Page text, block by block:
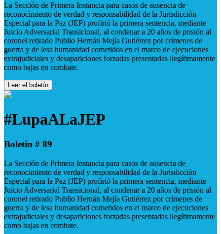
La Sección de Primera Instancia para casos de ausencia de
reconocimiento de verdad y responsabilidad de la Jurisdicción
Especial para la Paz (JEP) profirió la primera sentencia, mediante
Juicio Adversarial Transicional, al condenar a 20 años de prisión al
coronel retirado Publio Hernán Mejía Gutiérrez por crímenes de
guerra y de lesa humanidad cometidos en el marco de ejecuciones
extrajudiciales y desapariciones forzadas presentadas ilegítimamente
como bajas en combate.
Leer el boletín
#LupaALaJEP
Boletín # 89
La Sección de Primera Instancia para casos de ausencia de
reconocimiento de verdad y responsabilidad de la Jurisdicción
Especial para la Paz (JEP) profirió la primera sentencia, mediante
Juicio Adversarial Transicional, al condenar a 20 años de prisión al
coronel retirado Publio Hernán Mejía Gutiérrez por crímenes de
guerra y de lesa humanidad cometidos en el marco de ejecuciones
extrajudiciales y desapariciones forzadas presentadas ilegítimamente
como bajas en combate.